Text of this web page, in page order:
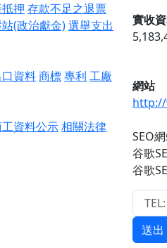
押 存款不足之退票
(政治獻金)選舉支出
資料商標專利 工廠
資料公示相關法律
實收
網站
SEO
谷歌
谷歌
送出